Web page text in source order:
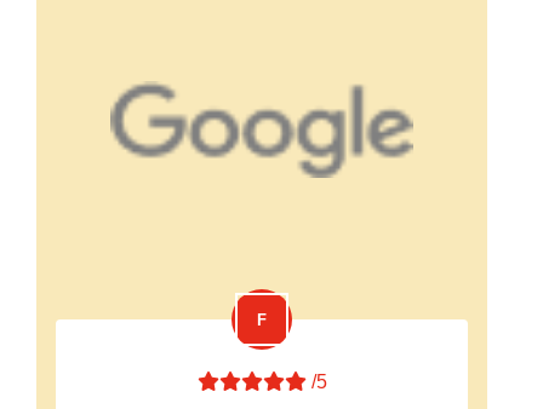
/5